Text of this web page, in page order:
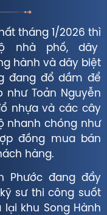
tháng 1/2026 thì
nhà phố, dãy
hành và dãy biệt
đang đổ dầm để
như Toản Nguyễn
nhựa và các cây
nhanh chóng như
đồng mua bán
hàng.
Phước đang đẩy
sư thi công suốt
khu Song Hành